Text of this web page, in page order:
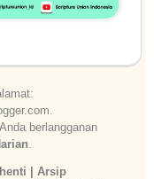
berlangganan
Arsip